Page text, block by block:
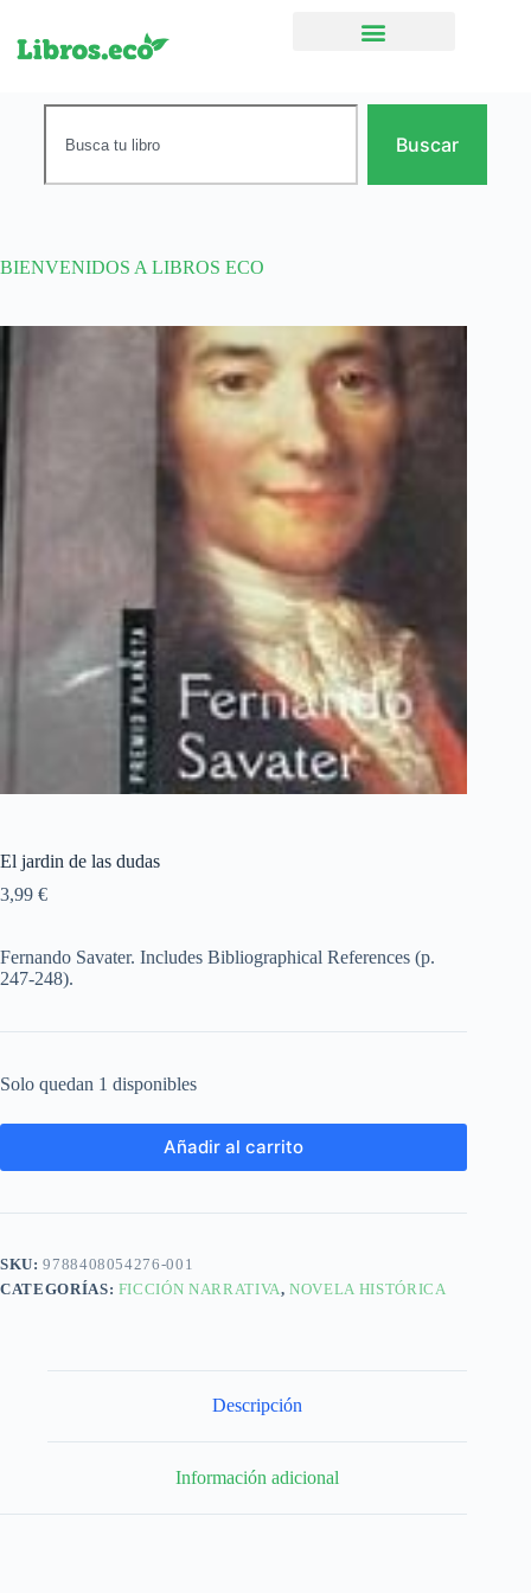
Buscar
BIENVENIDOS A LIBROS ECO
El jardin de las dudas
3,99 €
Fernando Savater. Includes Bibliographical References (p.
247-248).
Solo quedan 1 disponibles
Añadir al carrito
SKU:9788408054276-001
CATEGORÍAS: FICCIÓN NARRATIVA,NOVELA HISTÓRICA
Descripción
Información adicional